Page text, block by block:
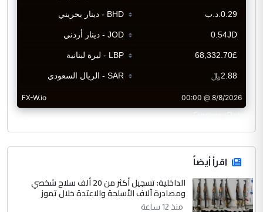
CurrencyRate
اقرأ أيضاً
الداخلية: تسجيل أكثر من 20 ألف سلاح شخصي
ومصادرة آلاف الأسلحة والاعتدة خلال تموز
منذ 12 ساعة